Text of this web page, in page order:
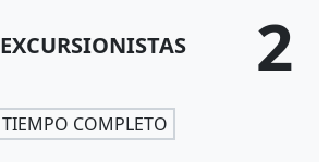
EXCURSIONISTAS 2
TIEMPO COMPLETO